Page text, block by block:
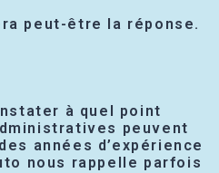
peut-être la réponse.
à quel point
peuvent
années d’expérience
nous rappelle parfois